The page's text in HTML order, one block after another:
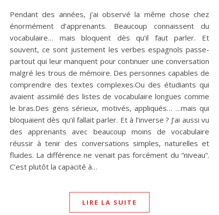
Pendant des années, j’ai observé la même chose chez
énormément d’apprenants. Beaucoup connaissent du
vocabulaire… mais bloquent dès qu’il faut parler. Et
souvent, ce sont justement les verbes espagnols passe-
partout qui leur manquent pour continuer une conversation
malgré les trous de mémoire. Des personnes capables de
comprendre des textes complexes.Ou des étudiants qui
avaient assimilé des listes de vocabulaire longues comme
le bras.Des gens sérieux, motivés, appliqués… …mais qui
bloquaient dès qu’il fallait parler. Et à l’inverse ? J’ai aussi vu
des apprenants avec beaucoup moins de vocabulaire
réussir à tenir des conversations simples, naturelles et
fluides. La différence ne venait pas forcément du “niveau”.
C’est plutôt la capacité à…
LIRE LA SUITE